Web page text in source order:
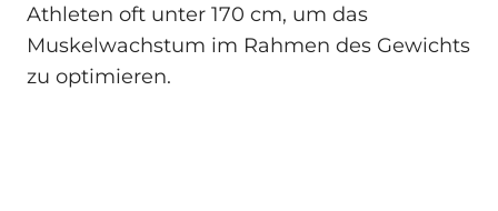
Athleten oft unter 170 cm, um das
Muskelwachstum im Rahmen des Gewichts
zu optimieren.